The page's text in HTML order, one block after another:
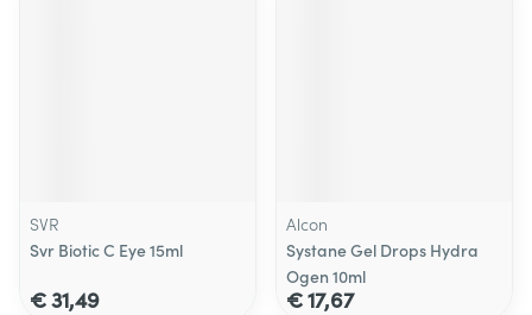
SVR
Svr Biotic C Eye 15ml
€ 31,49
Alcon
Systane Gel Drops Hydra
Ogen 10ml
€ 17,67